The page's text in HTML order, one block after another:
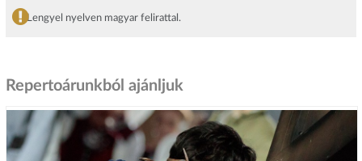
Lengyel nyelven magyar felirattal.
Repertoárunkból ajánljuk